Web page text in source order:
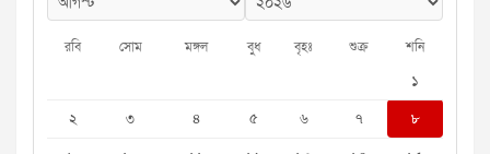
রবি সোম মঙ্গল বুধ বৃহঃ শুক্র শনি
১
২
৩ ৪ ৫ ৬ ৭
৮